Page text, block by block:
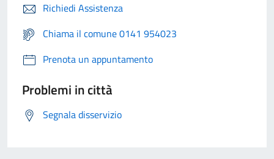
Richiedi Assistenza
Chiama il comune 0141 954023
Prenota un appuntamento
Problemi in città
Segnala disservizio